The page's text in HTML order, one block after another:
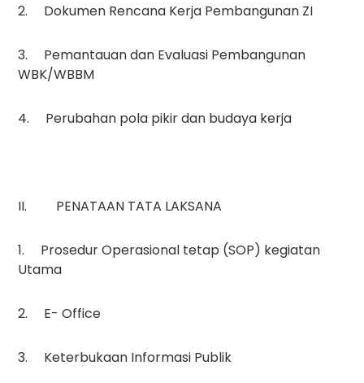
2. Dokumen Rencana Kerja Pembangunan ZI
3. Pemantauan dan Evaluasi Pembangunan
WBK/WBBM
4. Perubahan pola pikir dan budaya kerja
II. PENATAAN TATA LAKSANA
1. Prosedur Operasional tetap (SOP) kegiatan
Utama
2. E- Office
3. Keterbukaan Informasi Publik